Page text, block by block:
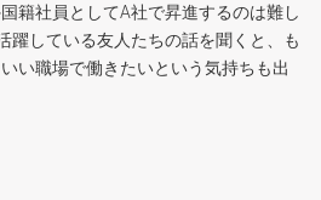
籍社員としてA社で昇進するのは難し
躍している友人たちの話を聞くと、も
い職場で働きたいという気持ちも出